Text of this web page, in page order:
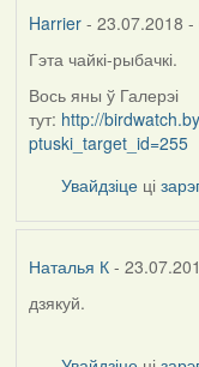
Harrier- 23.07.2018 -
In
reply
to
by
Гэта чайкі-рыбачкі.
Вось яны ў Галерэі
тут: http://
ptuski_target_id=255
Увайдзіце ці
Наталья К-
In
дзякуй.